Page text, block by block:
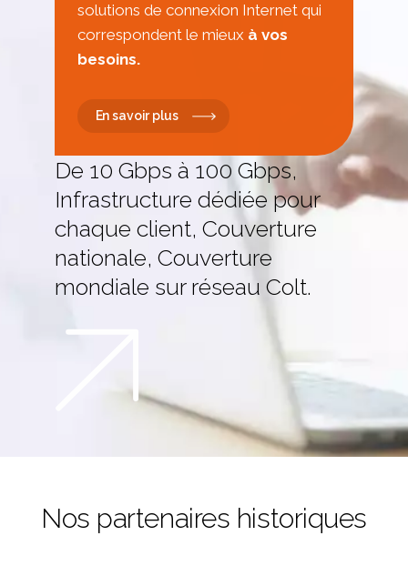
solutions de connexion Internet qui
correspondent le mieux à vos
besoins.
En savoir plus
De 10 Gbps à 100 Gbps,
Infrastructure dédiée pour
chaque client, Couverture
nationale, Couverture
mondiale sur réseau Colt.
Nos partenaires historiques